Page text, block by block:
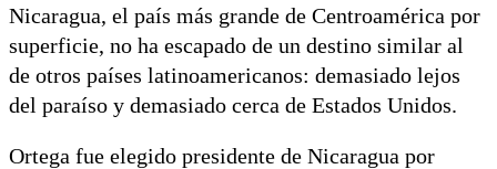
Nicaragua, el país más grande de Centroamérica por
superficie, no ha escapado de un destino similar al
de otros países latinoamericanos: demasiado lejos
del paraíso y demasiado cerca de Estados Unidos.
Ortega fue elegido presidente de Nicaragua por